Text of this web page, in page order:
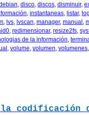
disco discos disminuir,
instantaneas listar,
lvs lvscan manager, manual
redimensionar, resize2fs
de la información
volume volumen volumenes
codificación